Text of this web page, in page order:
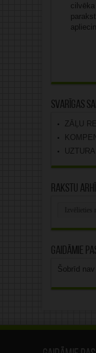
Svarīgas
ZĀĻU
Rakstu
Gaidāmie
Šobrīd